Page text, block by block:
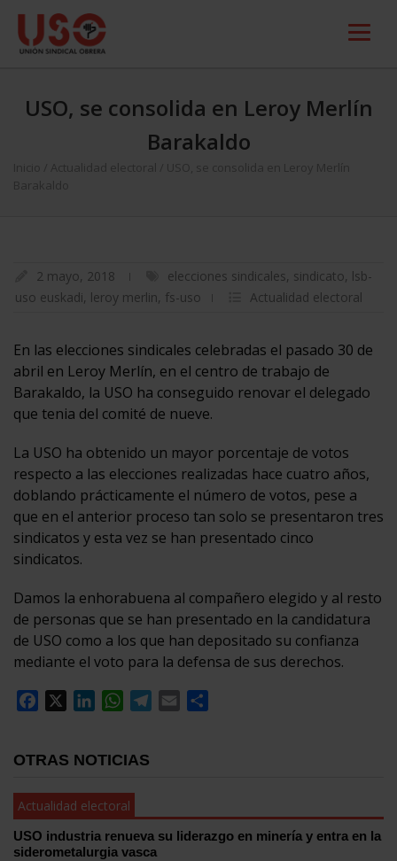
USO, se consolida en Leroy Merlín
Barakaldo
Inicio Actualidad electoral
USO, se consolida en Leroy Merlín
Barakaldo
2 mayo, 2018 elecciones sindicales, sindicato, lsb-
uso euskadi, leroy merlin, fs-uso Actualidad electoral
En las elecciones sindicales celebradas el pasado 30 de
abril en Leroy Merlín, en el centro de trabajo de
Barakaldo, la USO ha conseguido renovar el delegado
que tenia del comité de nueve.
La USO ha obtenido un mayor porcentaje de votos
respecto a las elecciones realizadas hace cuatro años,
doblando prácticamente el número de votos, pese a
que en el anterior proceso tan solo se presentaron tres
sindicatos y esta vez se han presentado cinco
sindicatos.
Damos la enhorabuena al compañero elegido y al resto
de personas que se han presentado en la candidatura
de USO como a los que han depositado su confianza
mediante el voto para la defensa de sus derechos.
Facebook
LinkedInWhatsApp
Telegram
Email
OTRAS NOTICIAS
Actualidad electoral
USO industria renueva su liderazgo en minería y entra en la
siderometalurgia vasca